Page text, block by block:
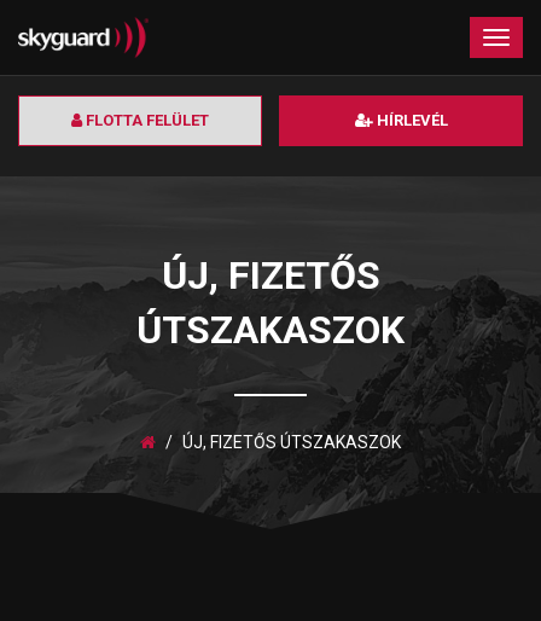
FLOTTA FELÜLET HÍRLEVÉL
×
ÚJ, FIZETŐS
ÚTSZAKASZOK
ÚJ, FIZETŐS ÚTSZAKASZOK